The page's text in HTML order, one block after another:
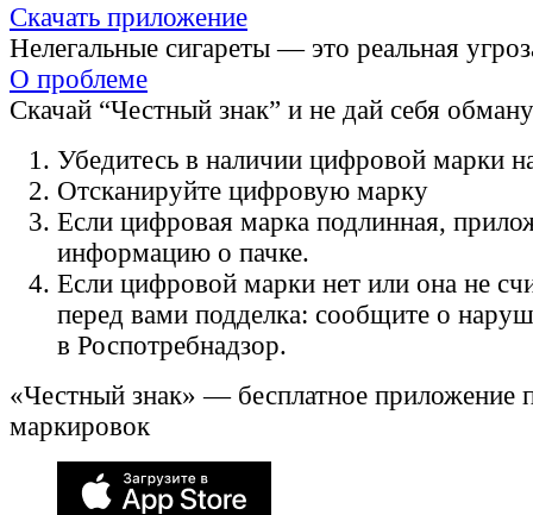
Скачать приложение
Нелегальные сигареты — это реальная
О проблеме
Скачай “Честный знак” и не дай себя
Убедитесь в наличии цифровой марки
Отсканируйте цифровую марку
Если цифровая марка подлинная,
информацию о пачке.
Если цифровой марки нет или она не
перед вами подделка: сообщите о
в Роспотребнадзор.
«Честный знак» — бесплатное приложение
маркировок